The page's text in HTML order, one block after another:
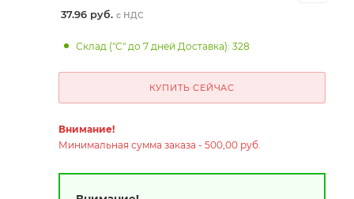
37.96 руб. с НДС
Склад ("С" до 7 дней Доставка): 328
КУПИТЬ СЕЙЧАС
Внимание!
Минимальная сумма заказа - 500,00 руб.